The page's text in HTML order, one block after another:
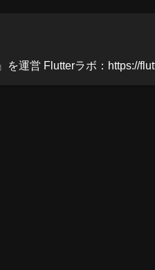
運営 Flutterラボ：https://